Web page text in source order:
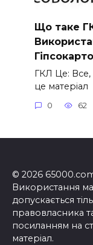
Що таке
ГКЛ Це:
це матеріал
0 62
© 2026
Використання
допускається
правовласника
посиланням на
матеріал.